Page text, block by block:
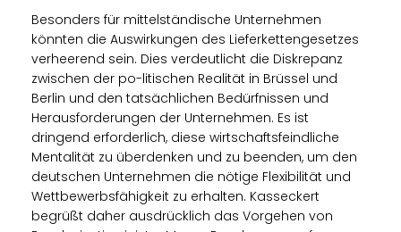
Besonders für mittelständische Unternehmen
könnten die Auswirkungen des Lieferkettengesetzes
verheerend sein. Dies verdeutlicht die Diskrepanz
zwischen der po-litischen Realität in Brüssel und
Berlin und den tatsächlichen Bedürfnissen und
Herausforderungen der Unternehmen. Es ist
dringend erforderlich, diese wirtschaftsfeindliche
Mentalität zu überdenken und zu beenden, um den
deutschen Unternehmen die nötige Flexibilität und
Wettbewerbsfähigkeit zu erhalten. Kasseckert
begrüßt daher ausdrücklich das Vorgehen von